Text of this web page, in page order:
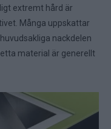
extremt hård är
Många uppskattar
nackdelen
material är generellt